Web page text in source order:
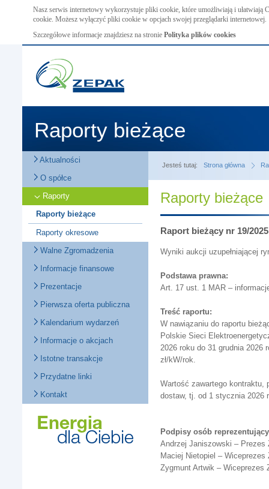
Nasz serwis internetowy wykorzystuje pliki cookie, które umożliwiają i ułatwiają
cookie. Możesz wyłączyć pliki cookie w opcjach swojej przeglądarki internetowej.
Szczegółowe informacje znajdziesz na stronie Polityka plików cookies
Raporty bieżące
Aktualności
O spółce
Raporty
Raporty bieżące
Raporty okresowe
Walne Zgromadzenia
Informacje finansowe
Prezentacje
Pierwsza oferta publiczna
Kalendarium wydarzeń
Informacje o akcjach
Istotne transakcje
Przydatne linki
Kontakt
Jesteś tutaj: Strona główna
Raporty bieżące
Raport bieżący nr 19/2025
Wyniki aukcji uzupełniającej
Podstawa prawna:
Art. 17 ust. 1 MAR –
Treść raportu:
W nawiązaniu do raportu
Polskie Sieci
2026 roku do 31 grudnia 2026
zł/kW/rok.
Wartość zawartego kontraktu,
dostaw, tj. od 1 stycznia 2026
Podpisy osób
Andrzej Janiszowski – Prezes
Maciej Nietopiel – Wiceprezes
Zygmunt Artwik – Wiceprezes